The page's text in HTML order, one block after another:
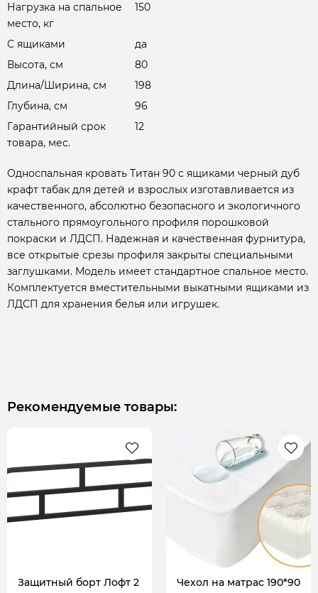
Нагрузка на спальное
место, кг
150
С ящиками
да
Высота, см
80
Длина/Ширина, см
198
Глубина, см
96
Гарантийный срок
товара, мес.
12
Односпальная кровать Титан 90 с ящиками черный дуб
крафт табак для детей и взрослых изготавливается из
качественного, абсолютно безопасного и экологичного
стального прямоугольного профиля порошковой
покраски и ЛДСП. Надежная и качественная фурнитура,
все открытые срезы профиля закрыты специальными
заглушками. Модель имеет стандартное спальное место.
Комплектуется вместительными выкатными ящиками из
ЛДСП для хранения белья или игрушек.
Рекомендуемые товары:
Защитный борт Лофт 2
Чехол на матрас 190*90